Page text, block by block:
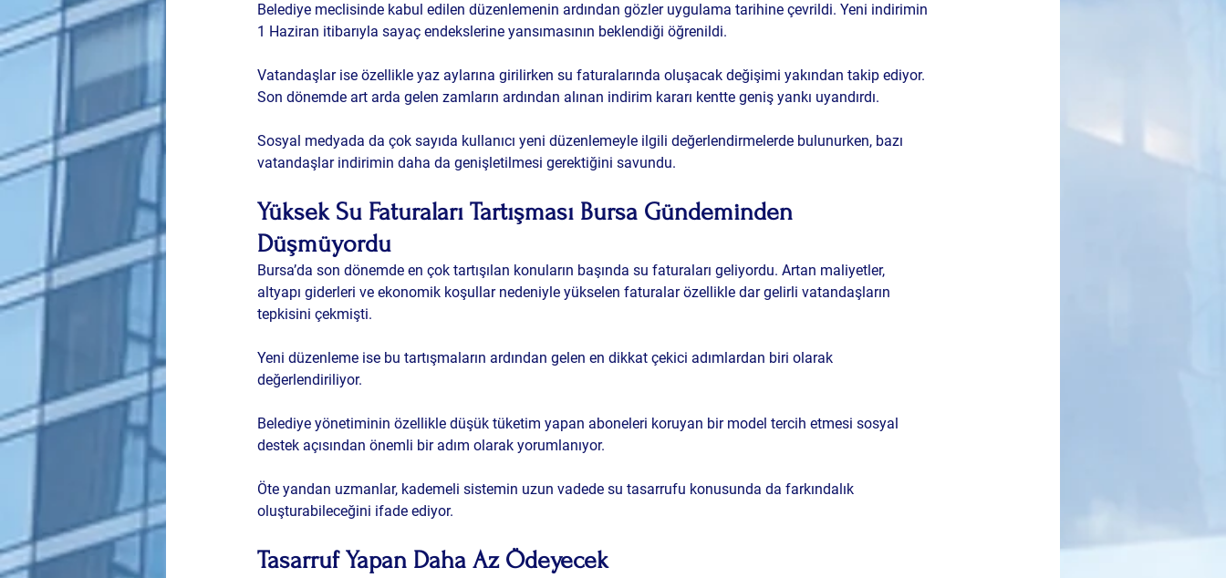
Belediye meclisinde kabul edilen düzenlemenin ardından gözler uygulama tarihine çevrildi. Yeni indirimin
1 Haziran itibarıyla sayaç endekslerine yansımasının beklendiği öğrenildi.
Vatandaşlar ise özellikle yaz aylarına girilirken su faturalarında oluşacak değişimi yakından takip ediyor.
Son dönemde art arda gelen zamların ardından alınan indirim kararı kentte geniş yankı uyandırdı.
Sosyal medyada da çok sayıda kullanıcı yeni düzenlemeyle ilgili değerlendirmelerde bulunurken, bazı
vatandaşlar indirimin daha da genişletilmesi gerektiğini savundu.
Yüksek Su Faturaları Tartışması Bursa Gündeminden
Düşmüyordu
Bursa’da son dönemde en çok tartışılan konuların başında su faturaları geliyordu. Artan maliyetler,
altyapı giderleri ve ekonomik koşullar nedeniyle yükselen faturalar özellikle dar gelirli vatandaşların
tepkisini çekmişti.
Yeni düzenleme ise bu tartışmaların ardından gelen en dikkat çekici adımlardan biri olarak
değerlendiriliyor.
Belediye yönetiminin özellikle düşük tüketim yapan aboneleri koruyan bir model tercih etmesi sosyal
destek açısından önemli bir adım olarak yorumlanıyor.
Öte yandan uzmanlar, kademeli sistemin uzun vadede su tasarrufu konusunda da farkındalık
oluşturabileceğini ifade ediyor.
Tasarruf Yapan Daha Az Ödeyecek